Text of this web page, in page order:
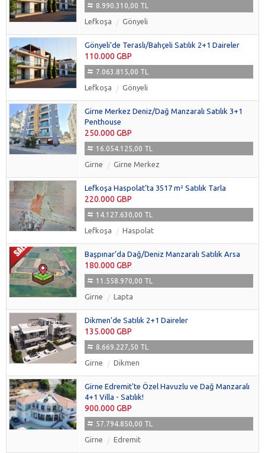
8.990.310,00 TL
Lefkoşa Gönyeli
Gönyeli’de Teraslı/Bahçeli Satılık 2+1 Daireler
110.000 GBP
7.063.815,00 TL
Lefkoşa Gönyeli
Girne Merkez Deniz/Dağ Manzaralı Satılık 3+1
Penthouse
250.000 GBP
16.054.125,00 TL
Girne Girne Merkez
Lefkoşa Haspolat’ta 3517 m² Satılık Tarla
220.000 GBP
14.127.630,00 TL
Lefkoşa Haspolat
Başpınar’da Dağ/Deniz Manzaralı Satılık Arsa
180.000 GBP
11.558.970,00 TL
Girne Lapta
Dikmen’de Satılık 2+1 Daireler
135.000 GBP
8.669.227,50 TL
Girne Dikmen
Girne Edremit'te Özel Havuzlu ve Dağ Manzaralı
4+1 Villa - Satılık!
900.000 GBP
57.794.850,00 TL
Girne Edremit